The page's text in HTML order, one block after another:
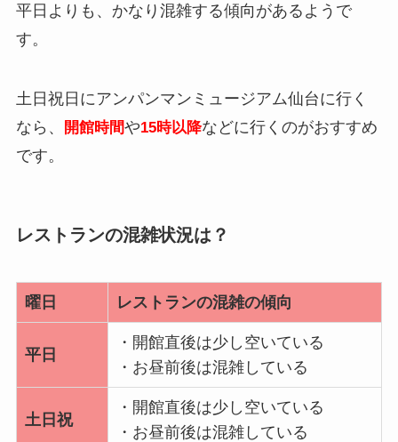
平日よりも、かなり混雑する傾向があるようで
す。
土日祝日にアンパンマンミュージアム仙台に行く
なら、
開館時間や15時以降などに行くのがおすすめ
です。
レストランの混雑状況は？
曜日 レストランの混雑の傾向
平日
・開館直後は少し空いている
・お昼前後は混雑している
土日祝
・開館直後は少し空いている
・お昼前後は混雑している